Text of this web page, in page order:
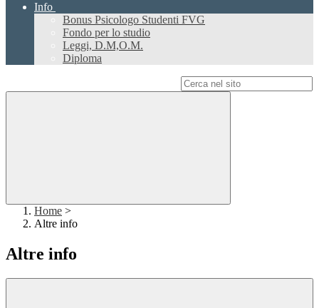
Info
Bonus Psicologo Studenti FVG
Fondo per lo studio
Leggi, D.M,O.M.
Diploma
Home >
Altre info
Altre info